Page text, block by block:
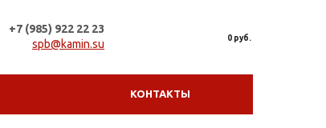
+7 (985) 922 22 23
spb@kamin.su
0 руб.
КОНТАКТЫ